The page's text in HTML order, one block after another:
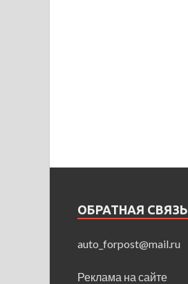
ОБРАТНАЯ СВЯЗЬ
auto_forpost@mail.ru
Реклама на сайте